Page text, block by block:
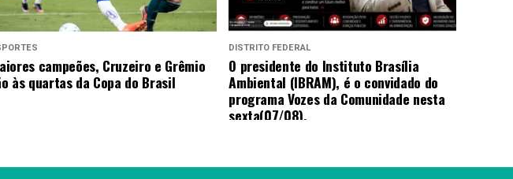
campeões, Cruzeiro e Grêmio
às quartas da Copa do Brasil
DISTRITO FEDERAL
O presidente do Instituto Brasília
Ambiental (IBRAM), é o convidado do
programa Vozes da Comunidade nesta
sexta(07/08).